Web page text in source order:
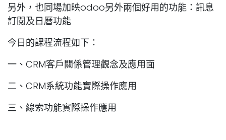
另外，也同場加映odoo另外兩個好用的功能：訊息
訂閱及日曆功能
今日的課程流程如下：
一、CRM客戶關係管理觀念及應用面
二、CRM系統功能實際操作應用
三、線索功能實際操作應用